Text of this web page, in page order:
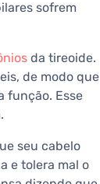
sofrem
da tireoide.
de modo que
função. Esse
seu cabelo
e tolera mal o